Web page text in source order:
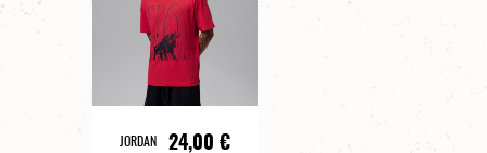
JORDAN 24,00 €